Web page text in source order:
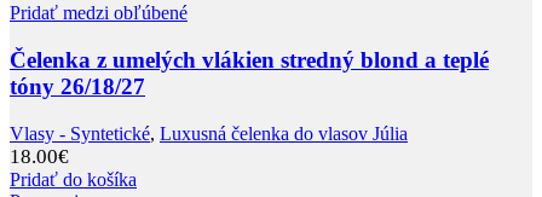
Pridať medzi obľúbené
Čelenka z umelých vlákien stredný blond a teplé
tóny 26/18/27
Vlasy - Syntetické, Luxusná čelenka do vlasov Júlia
18.00€
Pridať do košíka